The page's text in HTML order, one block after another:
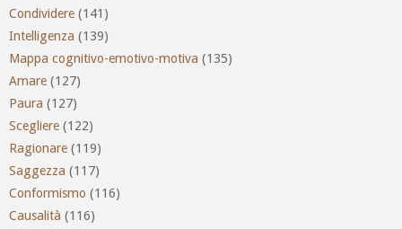
Condividere (141)
Intelligenza (139)
Mappa cognitivo-emotivo-motiva (135)
Amare (127)
Paura (127)
Scegliere (122)
Ragionare (119)
Saggezza (117)
Conformismo (116)
Causalità (116)